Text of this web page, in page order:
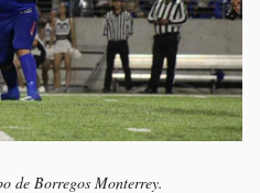
de Borregos Monterrey.